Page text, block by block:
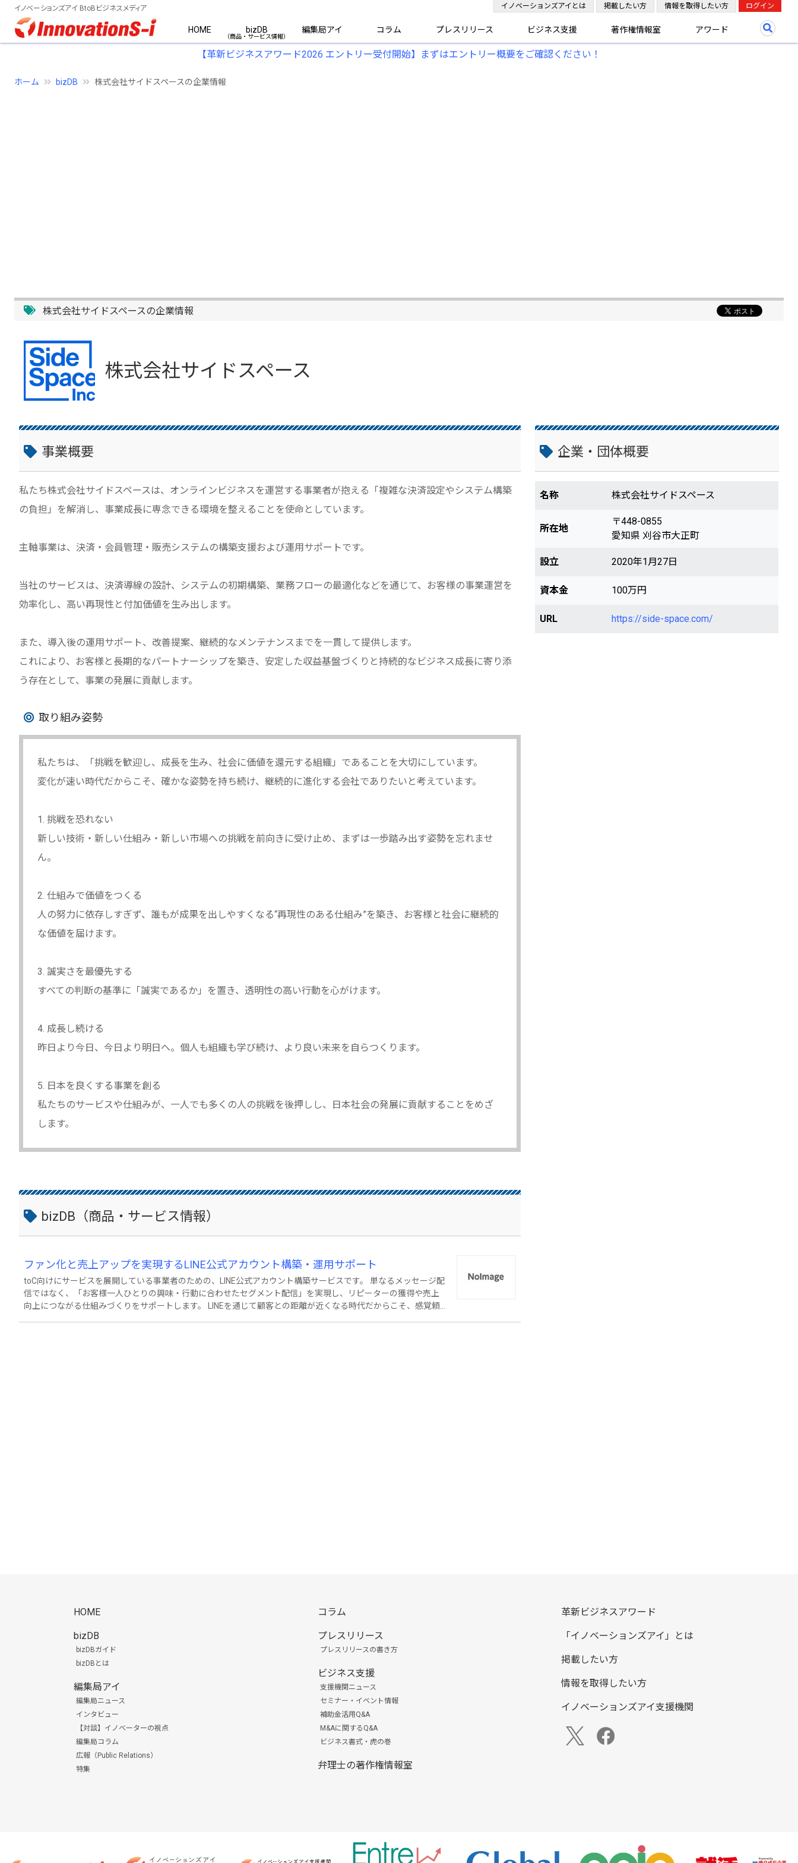
イノベーションズアイ BtoBビジネスメディア
HOME bizDB 編集局アイ コラム プレスリリース ビジネス支援 著作権情報室 アワード
イノベーションズアイとは 掲載したい方 情報を取得したい方 ログイン
【革新ビジネスアワード2026 エントリー受付開始】まずはエントリー概要をご確認ください！
ホーム bizDB 株式会社サイドスペースの企業情報
株式会社サイドスペースの企業情報
株式会社サイドスペース
事業概要
私たち株式会社サイドスペースは、オンラインビジネスを運営する事業者が抱える「複雑な決済設定やシステム構築
の負担」を解消し、事業成長に専念できる環境を整えることを使命としています。
主軸事業は、決済・会員管理・販売システムの構築支援および運用サポートです。
当社のサービスは、決済導線の設計、システムの初期構築、業務フローの最適化などを通じて、お客様の事業運営を
効率化し、高い再現性と付加価値を生み出します。
また、導入後の運用サポート、改善提案、継続的なメンテナンスまでを一貫して提供します。
これにより、お客様と長期的なパートナーシップを築き、安定した収益基盤づくりと持続的なビジネス成長に寄り添
う存在として、事業の発展に貢献します。
取り組み姿勢
私たちは、「挑戦を歓迎し、成長を生み、社会に価値を還元する組織」であることを大切にしています。
変化が速い時代だからこそ、確かな姿勢を持ち続け、継続的に進化する会社でありたいと考えています。
1. 挑戦を恐れない
新しい技術・新しい仕組み・新しい市場への挑戦を前向きに受け止め、まずは一歩踏み出す姿勢を忘れませ
ん。
2. 仕組みで価値をつくる
人の努力に依存しすぎず、誰もが成果を出しやすくなる“再現性のある仕組み”を築き、お客様と社会に継続的
な価値を届けます。
3. 誠実さを最優先する
すべての判断の基準に「誠実であるか」を置き、透明性の高い行動を心がけます。
4. 成長し続ける
昨日より今日、今日より明日へ。個人も組織も学び続け、より良い未来を自らつくります。
5. 日本を良くする事業を創る
私たちのサービスや仕組みが、一人でも多くの人の挑戦を後押しし、日本社会の発展に貢献することをめざ
します。
bizDB（商品・サービス情報）
ファン化と売上アップを実現するLINE公式アカウント構築・運用サポート
toC向けにサービスを展開している事業者のための、LINE公式アカウント構築サービスです。 単なるメッセージ配
信ではなく、「お客様一人ひとりの興味・行動に合わせたセグメント配信」を実現し、リピーターの獲得や売上
向上につながる仕組みづくりをサポートします。 LINEを通じて顧客との距離が近くなる時代だからこそ、感覚頼
企業・団体概要
名称 株式会社サイドスペース
所在地
〒448-0855
愛知県 刈谷市大正町
設立 2020年1月27日
資本金 100万円
URL https://side-space.com/
HOME
bizDB
bizDBガイド
bizDBとは
編集局アイ
編集局ニュース
インタビュー
【対談】イノベーターの視点
編集局コラム
広報（Public Relations）
特集
コラム
プレスリリース
プレスリリースの書き方
ビジネス支援
支援機関ニュース
セミナー・イベント情報
補助金活用Q&A
M&Aに関するQ&A
ビジネス書式・虎の巻
弁理士の著作権情報室
革新ビジネスアワード
「イノベーションズアイ」とは
掲載したい方
情報を取得したい方
イノベーションズアイ支援機関